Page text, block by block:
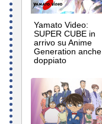
Yamato Video:
SUPER CUBE in
arrivo su Anime
Generation anche
doppiato